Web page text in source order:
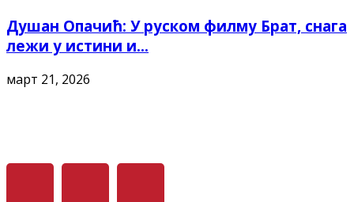
Душан Опачић: У руском филму Брат, снага
лежи у истини и...
март 21, 2026